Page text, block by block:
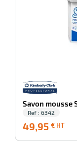
Savon mousse
Ref : 6342
49,95 € HT
HT